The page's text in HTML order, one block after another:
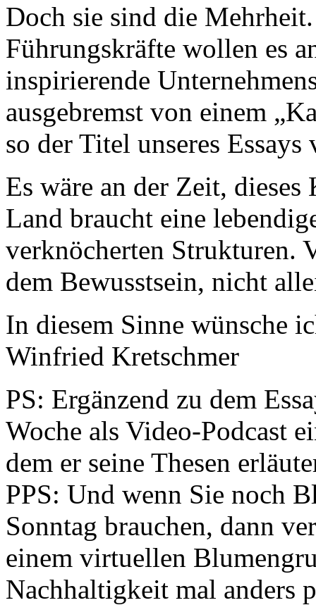
Doch sie sind die
Führungskräfte wollen es
inspirierende
ausgebremst von einem
so der Titel unseres
Es wäre an der Zeit,
Land braucht eine
verknöcherten Strukturen.
dem Bewusstsein, nicht
In diesem Sinne wünsche
Winfried Kretschmer
PS: Ergänzend zu dem
Woche als Video-Podcast
dem er seine Thesen
PPS: Und wenn Sie noch
Sonntag brauchen, dann
einem virtuellen
Nachhaltigkeit mal anders